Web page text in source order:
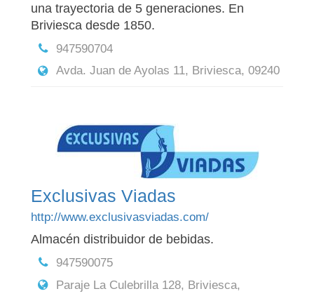
una trayectoria de 5 generaciones. En
Briviesca desde 1850.
947590704
Avda. Juan de Ayolas 11, Briviesca, 09240
Exclusivas Viadas
http://www.exclusivasviadas.com/
Almacén distribuidor de bebidas.
947590075
Paraje La Culebrilla 128, Briviesca,